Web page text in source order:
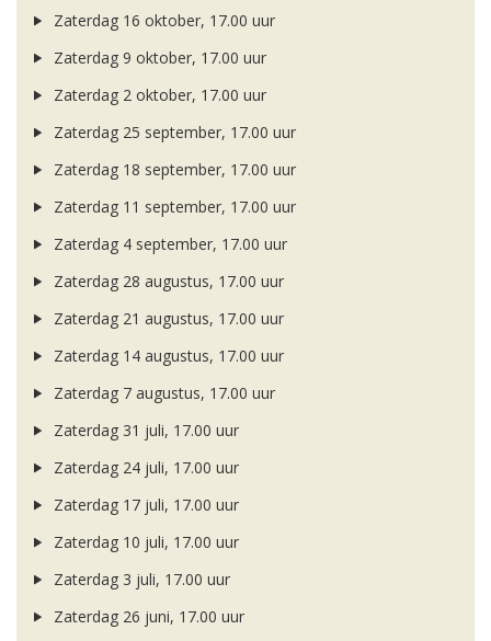
Zaterdag 16 oktober, 17.00 uur
Zaterdag 9 oktober, 17.00 uur
Zaterdag 2 oktober, 17.00 uur
Zaterdag 25 september, 17.00 uur
Zaterdag 18 september, 17.00 uur
Zaterdag 11 september, 17.00 uur
Zaterdag 4 september, 17.00 uur
Zaterdag 28 augustus, 17.00 uur
Zaterdag 21 augustus, 17.00 uur
Zaterdag 14 augustus, 17.00 uur
Zaterdag 7 augustus, 17.00 uur
Zaterdag 31 juli, 17.00 uur
Zaterdag 24 juli, 17.00 uur
Zaterdag 17 juli, 17.00 uur
Zaterdag 10 juli, 17.00 uur
Zaterdag 3 juli, 17.00 uur
Zaterdag 26 juni, 17.00 uur